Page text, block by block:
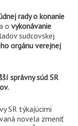
rady o konanie
o vykonávanie
sudcovskej
orgánu verejnej
správny súd SR
SR týkajúcimi
novela zmeniť